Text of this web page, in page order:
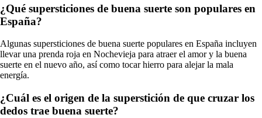
¿Qué supersticiones de buena suerte son populares en
España?
Algunas supersticiones de buena suerte populares en España incluyen
llevar una prenda roja en Nochevieja para atraer el amor y la buena
suerte en el nuevo año, así como tocar hierro para alejar la mala
energía.
¿Cuál es el origen de la superstición de que cruzar los
dedos trae buena suerte?